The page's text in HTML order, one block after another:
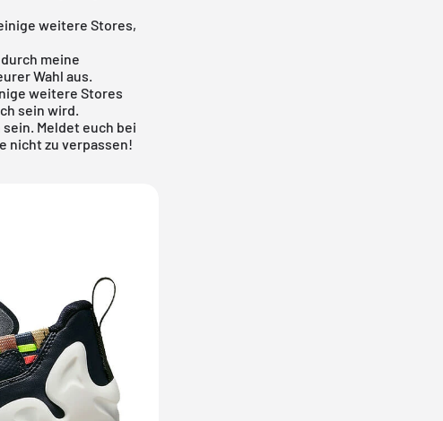
weitere Stores,
meine
Wahl aus.
weitere Stores
sein wird.
Meldet euch bei
nicht zu verpassen!